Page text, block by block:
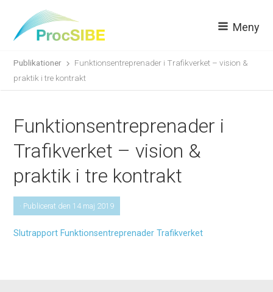
Meny
Publikationer
Funktionsentreprenader i Trafikverket – vision &
praktik i tre kontrakt
Funktionsentreprenader i
Trafikverket – vision &
praktik i tre kontrakt
· Publicerat den 14 maj 2019
Slutrapport Funktionsentreprenader Trafikverket